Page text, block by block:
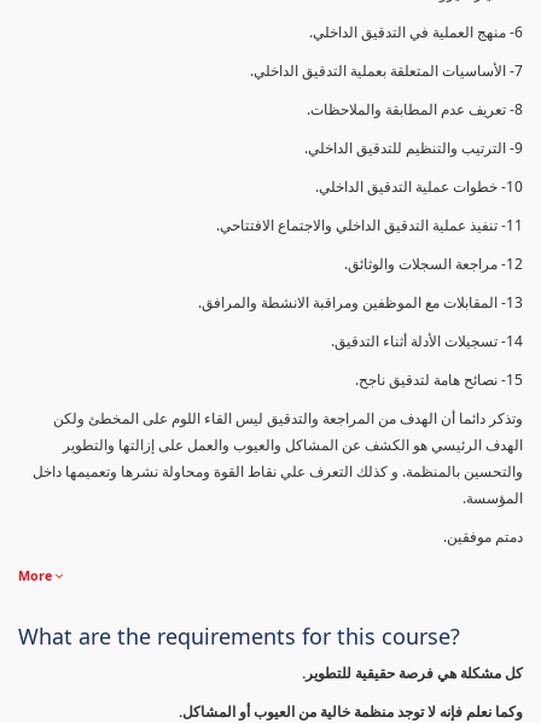
6- منهج العملية في التدقيق الداخلي.
7- الأساسيات المتعلقة بعملية التدقيق الداخلي.
8- تعريف عدم المطابقة والملاحظات.
9- الترتيب والتنظيم للتدقيق الداخلي.
10- خطوات عملية التدقيق الداخلي.
11- تنفيذ عملية التدقيق الداخلي والاجتماع الافتتاحي.
12- مراجعة السجلات والوثائق.
13- المقابلات مع الموظفين ومراقبة الانشطة والمرافق.
14- تسجيلات الأدلة أثناء التدقيق.
15- نصائح هامة لتدقيق ناجح.
وتذكر دائما أن الهدف من المراجعة والتدقيق ليس القاء اللوم على المخطئ ولكن
الهدف الرئيسي هو الكشف عن المشاكل والعيوب والعمل على إزالتها والتطوير
والتحسين بالمنظمة. و كذلك التعرف علي نقاط القوة ومحاولة نشرها وتعميمها داخل
المؤسسة.
دمتم موفقين.
More
What are the requirements for this course?
كل مشكلة هي فرصة حقيقية للتطوير.
وكما نعلم فإنه لا توجد منظمة خالية من العيوب أو المشاكل.